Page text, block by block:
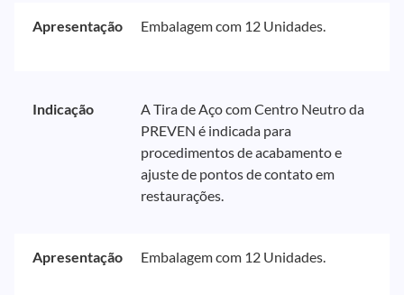
Apresentação Embalagem com 12 Unidades.
Indicação
A Tira de Aço com Centro Neutro da
PREVEN é indicada para
procedimentos de acabamento e
ajuste de pontos de contato em
restaurações.
Apresentação Embalagem com 12 Unidades.